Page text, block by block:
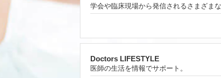
学会や臨床現場から発信されるさまざま
Doctors LIFESTYLE
医師の生活を情報でサポート。